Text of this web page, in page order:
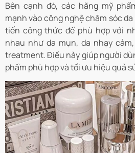
Bên cạnh đó, các hãng mỹ
mạnh vào công nghệ chăm sóc
tiến công thức để phù hợp với
nhau như da mụn, da nhạy
treatment. Điều này giúp người
phẩm phù hợp và tối ưu hiệu quả